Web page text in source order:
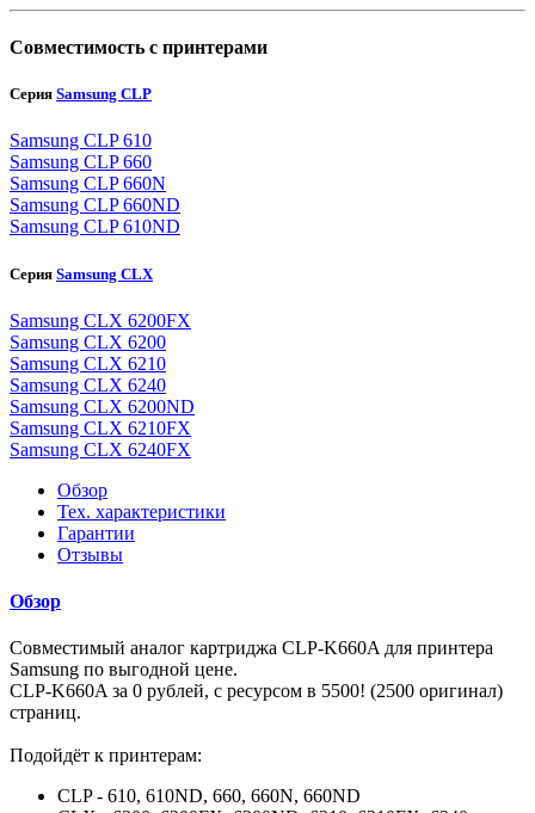
Совместимость с принтерами
Серия Samsung CLP
Samsung CLP 610
Samsung CLP 660
Samsung CLP 660N
Samsung CLP 660ND
Samsung CLP 610ND
Серия Samsung CLX
Samsung CLX 6200FX
Samsung CLX 6200
Samsung CLX 6210
Samsung CLX 6240
Samsung CLX 6200ND
Samsung CLX 6210FX
Samsung CLX 6240FX
Обзор
Тех. характеристики
Гарантии
Отзывы
Обзор
Совместимый аналог картриджа CLP-K660A для принтера
Samsung по выгодной цене.
CLP-K660A за 0 рублей, с ресурсом в 5500! (2500 оригинал)
страниц.
Подойдёт к принтерам:
CLP - 610, 610ND, 660, 660N, 660ND